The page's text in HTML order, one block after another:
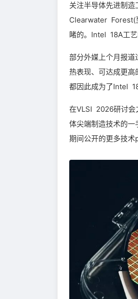
关注半导体先进制
Clearwater Forest(
睹的。Intel 18A工
部分外媒上个月报
热表现、可达成更高
都因此成为了Intel
在VLSI 2026研讨会
体尖端制造技术的
期间公开的更多技术